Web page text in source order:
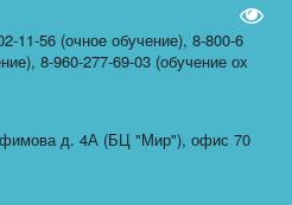
11-56 (очное обучение), 8-800-6
, 8-960-277-69-03 (обучение ох
д. 4А (БЦ "Мир"), офис 70